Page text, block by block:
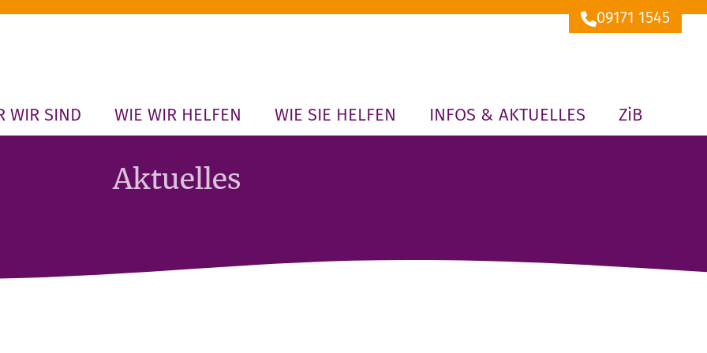
09171 1545
WIR SIND WIE WIR HELFEN WIE SIE HELFEN INFOS & AKTUELLES ZiB
Aktuelles